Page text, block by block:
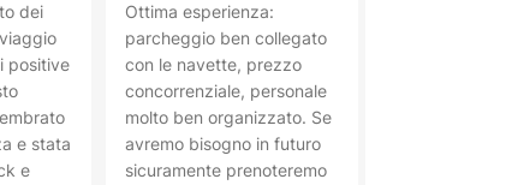
dei
positive
e stata
e
Ottima esperienza:
parcheggio ben collegato
con le navette, prezzo
concorrenziale, personale
molto ben organizzato. Se
avremo bisogno in futuro
sicuramente prenoteremo